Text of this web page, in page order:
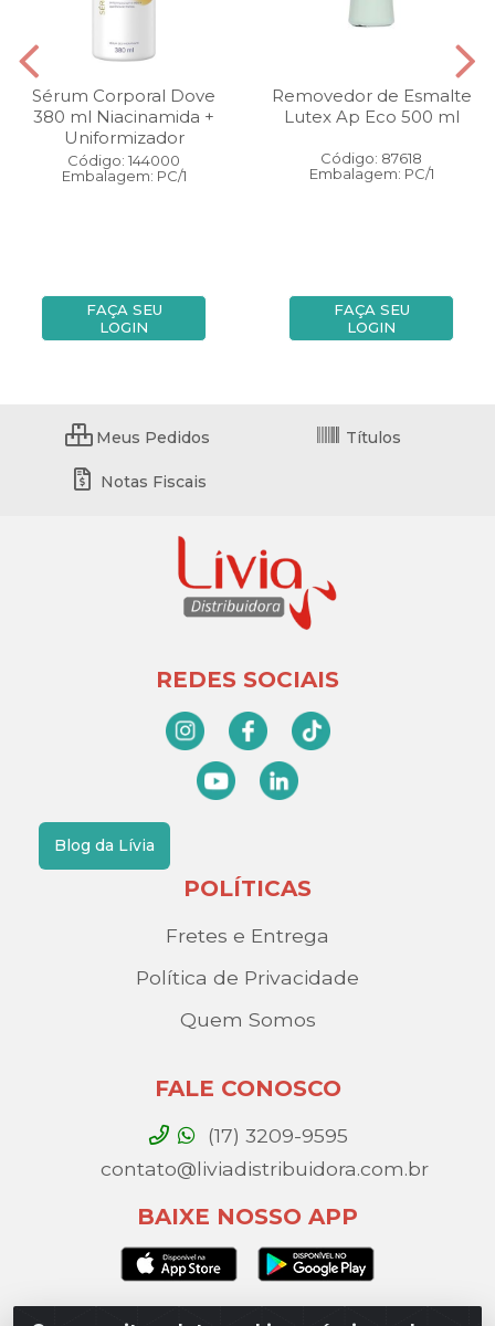
Sérum Corporal Dove
380 ml Niacinamida +
Uniformizador
Código: 144000
Embalagem: PC/1
FAÇA SEU
LOGIN
Removedor de Esmalte
Lutex Ap Eco 500 ml
Código: 87618
Embalagem: PC/1
FAÇA SEU
LOGIN
Meus Pedidos Títulos
Notas Fiscais
REDES SOCIAIS
Blog da Lívia
POLÍTICAS
Fretes e Entrega
Política de Privacidade
Quem Somos
FALE CONOSCO
(17) 3209-9595
contato@liviadistribuidora.com.br
BAIXE NOSSO APP